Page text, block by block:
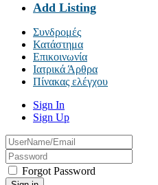
Add Listing
Συνδρομές
Κατάστημα
Επικοινωνία
Ιατρικά Άρθρα
Πίνακας ελέγχου
Sign In
Sign Up
Forgot Password